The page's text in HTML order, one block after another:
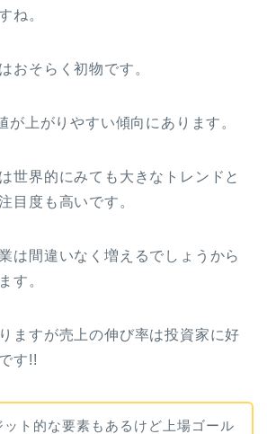
ね。
おそらく初物です。
が上がりやすい傾向にあります。
世界的にみても大きなトレンドと
目度も高いです。
は間違いなく増えるでしょうから
す。
ますが売上の伸び率は投資家に好
す!!
ット的な要素もあるけど上場ゴール